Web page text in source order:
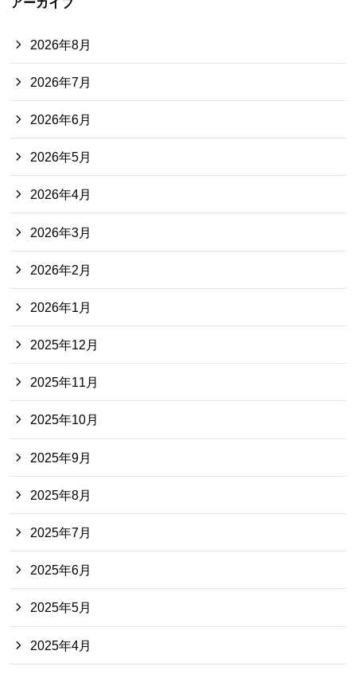
2026年8月
2026年7月
2026年6月
2026年5月
2026年4月
2026年3月
2026年2月
2026年1月
2025年12月
2025年11月
2025年10月
2025年9月
2025年8月
2025年7月
2025年6月
2025年5月
2025年4月